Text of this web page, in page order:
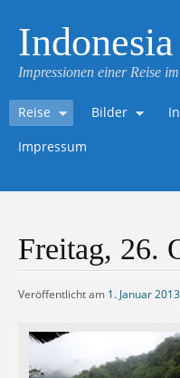
Indonesia
Impressionen einer Reise
Reise Bilder
Impressum
Freitag, 26.
Veröffentlicht am 1. Januar 2013